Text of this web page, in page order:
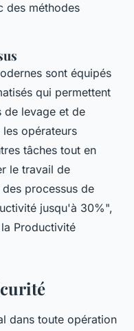
des méthodes
sont équipés
qui permettent
de levage et de
opérateurs
tâches tout en
le travail de
processus de
jusqu'à 30%",
Productivité
dans toute opération